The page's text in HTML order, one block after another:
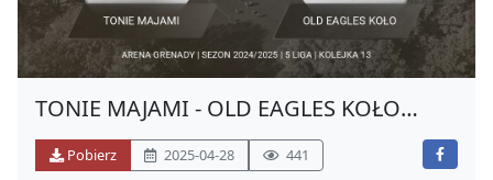
TONIE MAJAMI - OLD EAGLES KOŁO
(WIOSNA 2025)
Pobierz 2025-04-28 441